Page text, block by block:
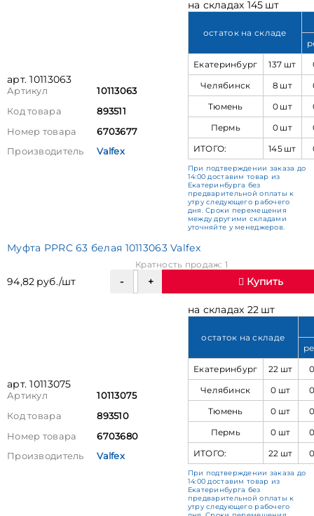
арт. 10113063
Артикул
10113063
Код товара
893511
Номер товара
6703677
Производитель
Valfex
на складах 145 шт
остаток на складе
Екатеринбург
137 шт
Челябинск
8 шт
Тюмень
0 шт
Пермь
0 шт
ИТОГО:
145 шт
При подтверждении заказа до
14:00 доставим товар из
Екатеринбурга без
предварительной оплаты к
утру следующего рабочего
дня. Сроки перемещения
между другими складами
уточняйте у менеджеров.
Муфта PPRC 63 белая 10113063 Valfex
94,82 руб./шт
Кратность продаж: 1
Купить
арт. 10113075
Артикул
10113075
Код товара
893510
Номер товара
6703680
Производитель
Valfex
на складах 22 шт
остаток на складе
Екатеринбург
22 шт
Челябинск
0 шт
Тюмень
0 шт
Пермь
0 шт
ИТОГО:
22 шт
При подтверждении заказа до
14:00 доставим товар из
Екатеринбурга без
предварительной оплаты к
утру следующего рабочего